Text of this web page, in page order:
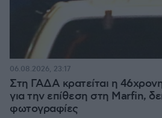
Στη ΓΑΔΑ κρατείται η
για την επίθεση στη Marfin,
φωτογραφίες
06.08.2026, 23:17